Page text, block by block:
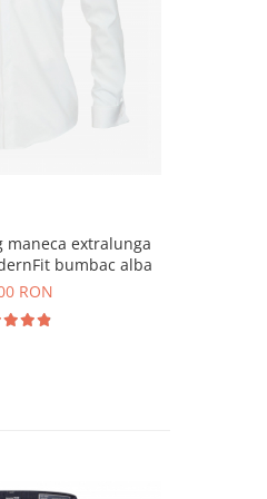
maneca extralunga
bumbac alba
RON